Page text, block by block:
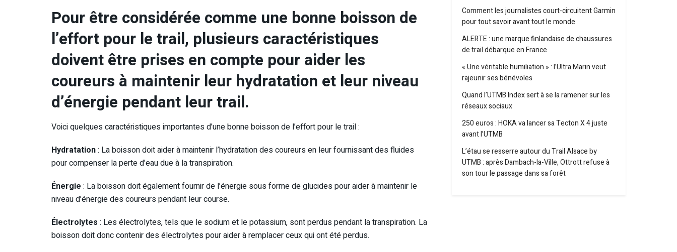
Pour être considérée comme une bonne boisson de
l’effort pour le trail, plusieurs caractéristiques
doivent être prises en compte pour aider les
coureurs à maintenir leur hydratation et leur niveau
d’énergie pendant leur trail.
Voici quelques caractéristiques importantes d’une bonne boisson de l’effort pour le trail :
Hydratation: La boisson doit aider à maintenir l’hydratation des coureurs en leur fournissant des fluides
pour compenser la perte d’eau due à la transpiration.
Énergie : La boisson doit également fournir de l’énergie sous forme de glucides pour aider à maintenir le
niveau d’énergie des coureurs pendant leur course.
Électrolytes : Les électrolytes, tels que le sodium et le potassium, sont perdus pendant la transpiration. La
boisson doit donc contenir des électrolytes pour aider à remplacer ceux qui ont été perdus.
Comment les journalistes court-circuitent Garmin
pour tout savoir avant tout le monde
ALERTE : une marque finlandaise de chaussures
de trail débarque en France
« Une véritable humiliation » : l’Ultra Marin veut
rajeunir ses bénévoles
Quand l’UTMB Index sert à se la ramener sur les
réseaux sociaux
250 euros : HOKA va lancer sa Tecton X 4 juste
avant l’UTMB
L’étau se resserre autour du Trail Alsace by
UTMB : après Dambach-la-Ville, Ottrott refuse à
son tour le passage dans sa forêt